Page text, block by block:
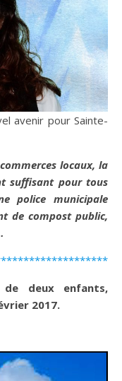
avenir pour Sainte-
locaux, la
suffisant pour tous
police municipale
de compost public,
de deux enfants,
2017.